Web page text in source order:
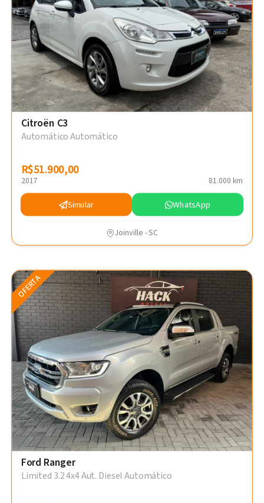
Citroën C3
Automático Automático
R$51.900,00
R$51.900,00
2017 81.000 km
Simular WhatsApp
Joinville - SC
OFERTA
Ford Ranger
Limited 3.2 4x4 Aut. Diesel Automático